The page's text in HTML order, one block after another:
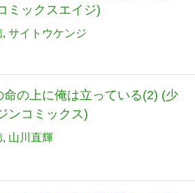
ミックスエイジ)
サイトウケンジ
命の上に俺は立っている(2) (少
ンコミックス)
山川直輝